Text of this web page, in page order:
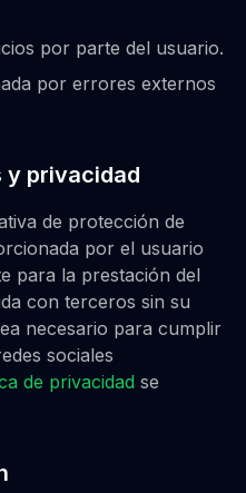
por parte del usuario.
por errores externos
y privacidad
de protección de
por el usuario
para la prestación del
con terceros sin su
necesario para cumplir
sociales
de privacidad se